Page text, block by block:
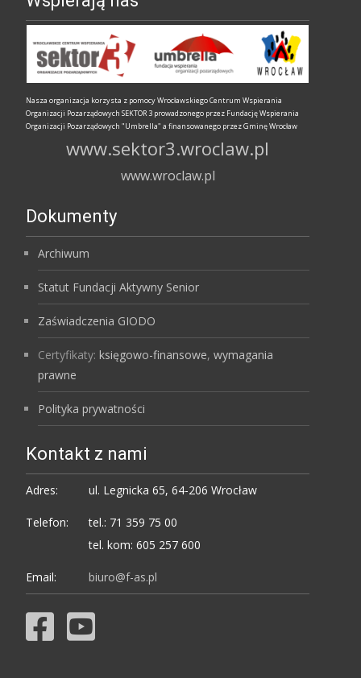
Nasza organizacja korzysta z pomocy Wrocławskiego Centrum Wspierania
Organizacji Pozarządowych SEKTOR 3 prowadzonego przez Fundację Wspierania
Organizacji Pozarządowych "Umbrella" a finansowanego przez Gminę Wrocław
www.sektor3.wroclaw.pl
www.wroclaw.pl
Dokumenty
Archiwum
Statut Fundacji Aktywny Senior
Zaświadczenia GIODO
Certyfikaty: księgowo-finansowe, wymagania
prawne
Polityka prywatności
Kontakt z nami
Adres: ul. Legnicka 65, 64-206 Wrocław
Telefon:
tel.: 71 359 75 00
tel. kom: 605 257 600
Email: biuro@f-as.pl